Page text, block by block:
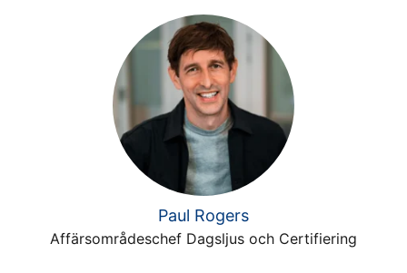
Paul Rogers
Affärsområdeschef Dagsljus och Certifiering